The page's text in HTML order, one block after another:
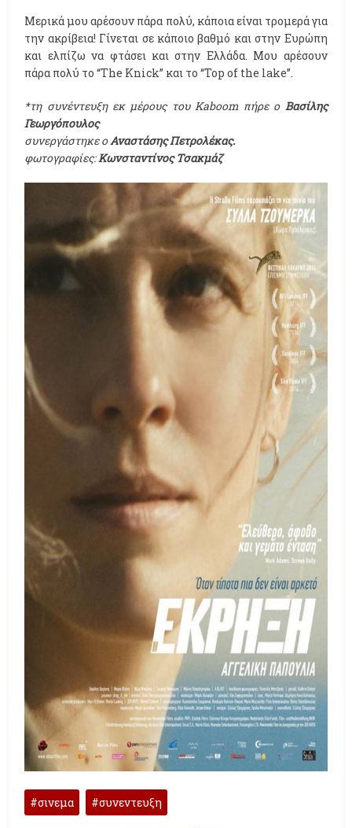
Μερικά μου αρέσουν πάρα πολύ, κάποια είναι τρομερά για
την ακρίβεια! Γίνεται σε κάποιο βαθμό και στην Ευρώπη
και ελπίζω να φτάσει και στην Ελλάδα. Μου αρέσουν
πάρα πολύ το “The Knick” και το “Top of the lake”.
*τη συνέντευξη εκ μέρους του Kaboom πήρε ο Βασίλης
Γεωργόπουλος
συνεργάστηκε οΑναστάσης Πετρολέκας.
φωτογραφίες:Κωνσταντίνος Τσακμάζ
σινεμα συνεντευξη